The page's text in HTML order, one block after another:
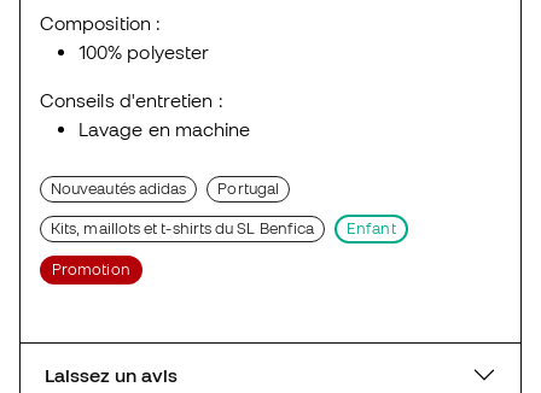
Composition :
100% polyester
Conseils d'entretien :
Lavage en machine
Nouveautés adidas Portugal
Kits, maillots et t-shirts du SL Benfica Enfant
Promotion
Laissez un avis